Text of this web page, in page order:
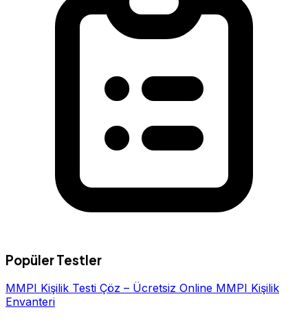
Popüler Testler
MMPI Kişilik Testi Çöz – Ücretsiz Online MMPI Kişilik
Envanteri